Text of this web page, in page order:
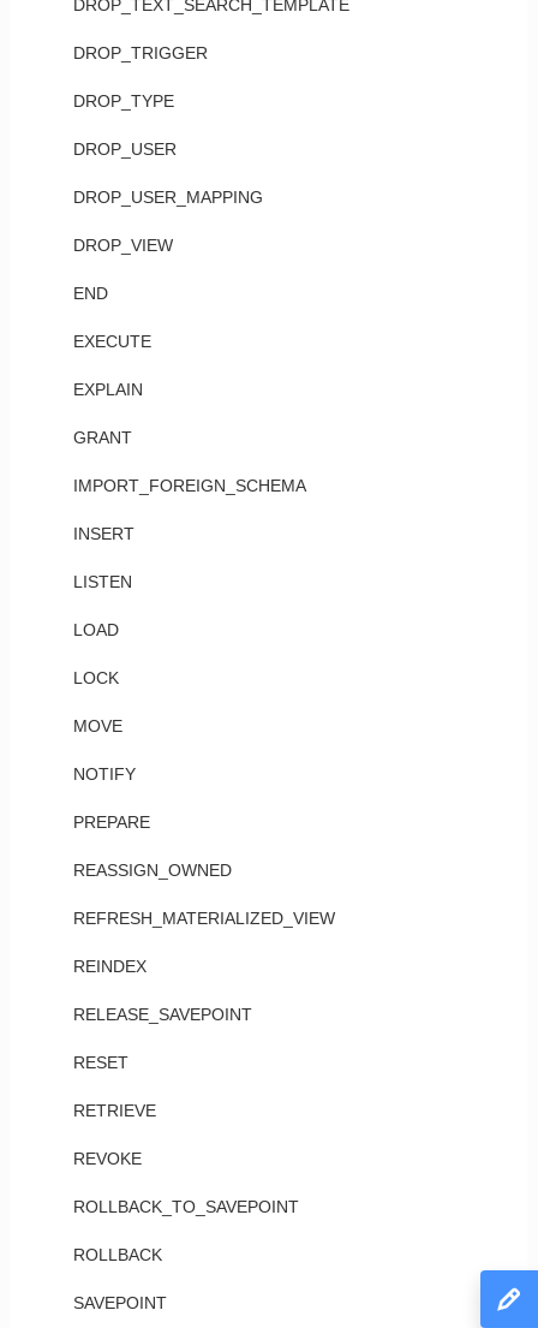
DROP_TEXT_SEARCH_TEMPLATE
DROP_TRIGGER
DROP_TYPE
DROP_USER
DROP_USER_MAPPING
DROP_VIEW
END
EXECUTE
EXPLAIN
GRANT
IMPORT_FOREIGN_SCHEMA
INSERT
LISTEN
LOAD
LOCK
MOVE
NOTIFY
PREPARE
REASSIGN_OWNED
REFRESH_MATERIALIZED_VIEW
REINDEX
RELEASE_SAVEPOINT
RESET
RETRIEVE
REVOKE
ROLLBACK_TO_SAVEPOINT
ROLLBACK
SAVEPOINT